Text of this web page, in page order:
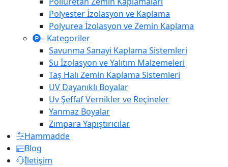
Polyester İzolasyon ve Kaplama
Polyurea İzolasyon ve Zemin Kaplama
– Kategoriler
Savunma Sanayi Kaplama Sistemleri
Su İzolasyon ve Yalıtım Malzemeleri
Taş Halı Zemin Kaplama Sistemleri
UV Dayanıklı Boyalar
Uv Şeffaf Vernikler ve Reçineler
Yanmaz Boyalar
Zımpara Yapıştırıcılar
Hammadde
Blog
İletişim